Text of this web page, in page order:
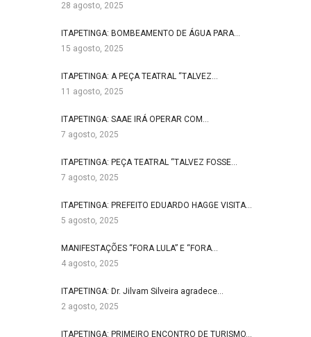
28 agosto, 2025
ITAPETINGA: BOMBEAMENTO DE ÁGUA PARA…
15 agosto, 2025
ITAPETINGA: A PEÇA TEATRAL “TALVEZ…
11 agosto, 2025
ITAPETINGA: SAAE IRÁ OPERAR COM…
7 agosto, 2025
ITAPETINGA: PEÇA TEATRAL “TALVEZ FOSSE…
7 agosto, 2025
ITAPETINGA: PREFEITO EDUARDO HAGGE VISITA…
5 agosto, 2025
MANIFESTAÇÕES “FORA LULA” E “FORA…
4 agosto, 2025
ITAPETINGA: Dr. Jilvam Silveira agradece…
2 agosto, 2025
ITAPETINGA: PRIMEIRO ENCONTRO DE TURISMO…